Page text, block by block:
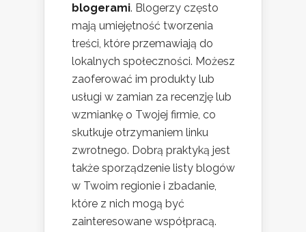
blogerami. Blogerzy często
mają umiejętność tworzenia
treści, które przemawiają do
lokalnych społeczności. Możesz
zaoferować im produkty lub
usługi w zamian za recenzję lub
wzmiankę o Twojej firmie, co
skutkuje otrzymaniem linku
zwrotnego. Dobrą praktyką jest
także sporządzenie listy blogów
w Twoim regionie i zbadanie,
które z nich mogą być
zainteresowane współpracą.